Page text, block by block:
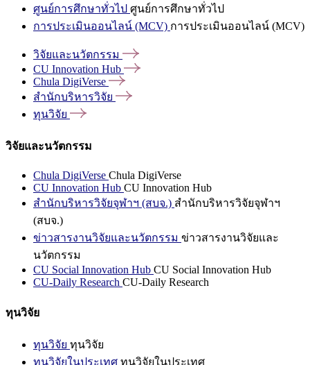
ศูนย์การศึกษาทั่วไป ศูนย์การศึกษาทั่วไป
การประเมินออนไลน์ (MCV) การประเมินออนไลน์ (MCV)
วิจัยและนวัตกรรม
CU Innovation Hub
Chula DigiVerse
สำนักบริหารวิจัย
ทุนวิจัย
วิจัยและนวัตกรรม
Chula DigiVerse Chula DigiVerse
CU Innovation Hub CU Innovation Hub
สำนักบริหารวิจัยจุฬาฯ (สบจ.) สำนักบริหารวิจัยจุฬาฯ
(สบจ.)
ข่าวสารงานวิจัยและนวัตกรรม ข่าวสารงานวิจัยและ
นวัตกรรม
CU Social Innovation Hub CU Social Innovation Hub
CU-Daily Research CU-Daily Research
ทุนวิจัย
ทุนวิจัย ทุนวิจัย
ทุนวิจัยในประเทศ ทุนวิจัยในประเทศ